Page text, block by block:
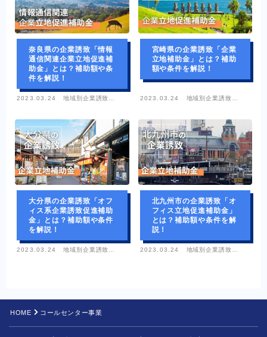
奈良県の企業誘致「情報
通信関連企業立地促進補
助金」とは？補助額や条
件を解説！
2023.03.24
地域別企業誘致情
宮崎県の企業誘致「企業
立地補助金」とは？補助
額や条件を解説！
2023.03.24
地域別企業誘致情
大分県の企業誘致「オフ
ィス系企業誘致促進補助
金」とは？補助額や条件
を解説！
2023.03.24
地域別企業誘致情
北九州市の企業誘致「オ
フィス立地促進補助金」
とは？補助額や条件を解
説！
2023.03.24
地域別企業誘致情
HOME コールセンター事業